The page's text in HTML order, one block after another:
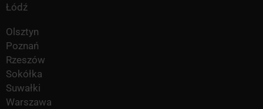
Łódź
Olsztyn
Poznań
Rzeszów
Sokółka
Suwałki
Warszawa